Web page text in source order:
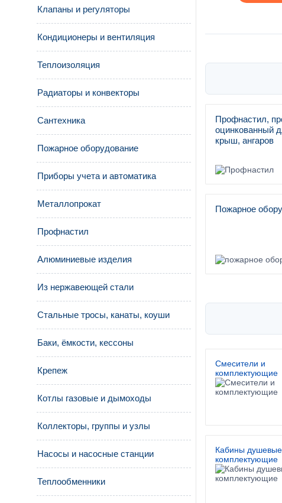
Клапаны и регуляторы
Кондиционеры и вентиляция
Теплоизоляция
Радиаторы и конвекторы
Сантехника
Пожарное оборудование
Приборы учета и автоматика
Металлопрокат
Профнастил
Алюминиевые изделия
Из нержавеющей стали
Стальные тросы, канаты, коуши
Баки, ёмкости, кессоны
Крепеж
Котлы газовые и дымоходы
Коллекторы, группы и узлы
Насосы и насосные станции
Теплообменники
Профнастил,
оцинкованный
крыш, ангаров
Пожарное
Смесители и
комплектующие
Кабины
комплектующие